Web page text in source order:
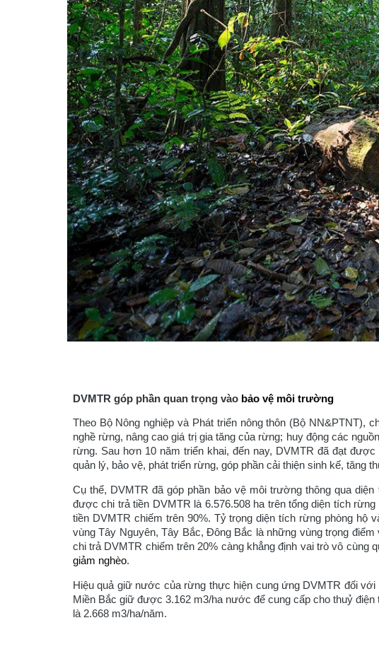
DVMTR góp phần quan trọng vào bảo vệ môi trường
Theo Bộ Nông nghiệp và Phát triển nông thôn (Bộ NN&PTNT),
nghề rừng, nâng cao giá trị gia tăng của rừng; huy động các
rừng. Sau hơn 10 năm triển khai, đến nay, DVMTR đã đạt
quản lý, bảo vệ, phát triển rừng, góp phần cải thiện sinh kế, tăng
Cụ thể, DVMTR đã góp phần bảo vệ môi trường thông qua
được chi trả tiền DVMTR là 6.576.508 ha trên tổng diện tích
tiền DVMTR chiếm trên 90%. Tỷ trọng diện tích rừng phòng
vùng Tây Nguyên, Tây Bắc, Đông Bắc là những vùng trọng
chi trả DVMTR chiếm trên 20% càng khẳng định vai trò vô
giảm nghèo.
Hiệu quả giữ nước của rừng thực hiện cung ứng DVMTR đối
Miền Bắc giữ được 3.162 m3/ha nước để cung cấp cho thuỷ
là 2.668 m3/ha/năm.